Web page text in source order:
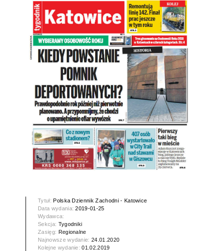
Tytuł:Polska Dziennik Zachodni - Katowice
Data wydania:2019-01-25
Wydawca:
Sekcja: Tygodniki
Zasięg: Regionalne
Najnowsze wydanie:24.01.2020
Kolejne wydanie:01.02.2019